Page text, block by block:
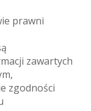
prawni
zawartych
zgodności